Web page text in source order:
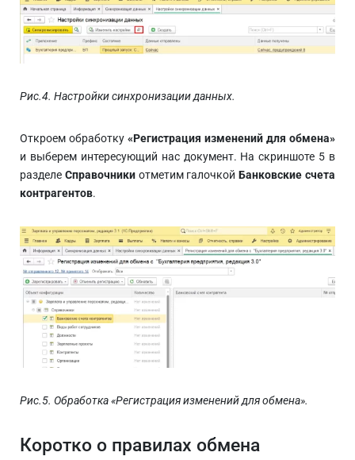
Рис.4. Настройки синхронизации данных.
Откроем обработку «Регистрация изменений для обмена»
и выберем интересующий нас документ. На скриншоте 5 в
разделе Справочникиотметим галочкойБанковские счета
контрагентов.
Рис.5. Обработка «Регистрация изменений для обмена».
Коротко о правилах обмена